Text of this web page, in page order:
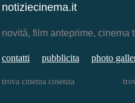
notiziecinema.it
novità, film anteprime, cinema
contatti pubblicita photo
trova cinema cosenza